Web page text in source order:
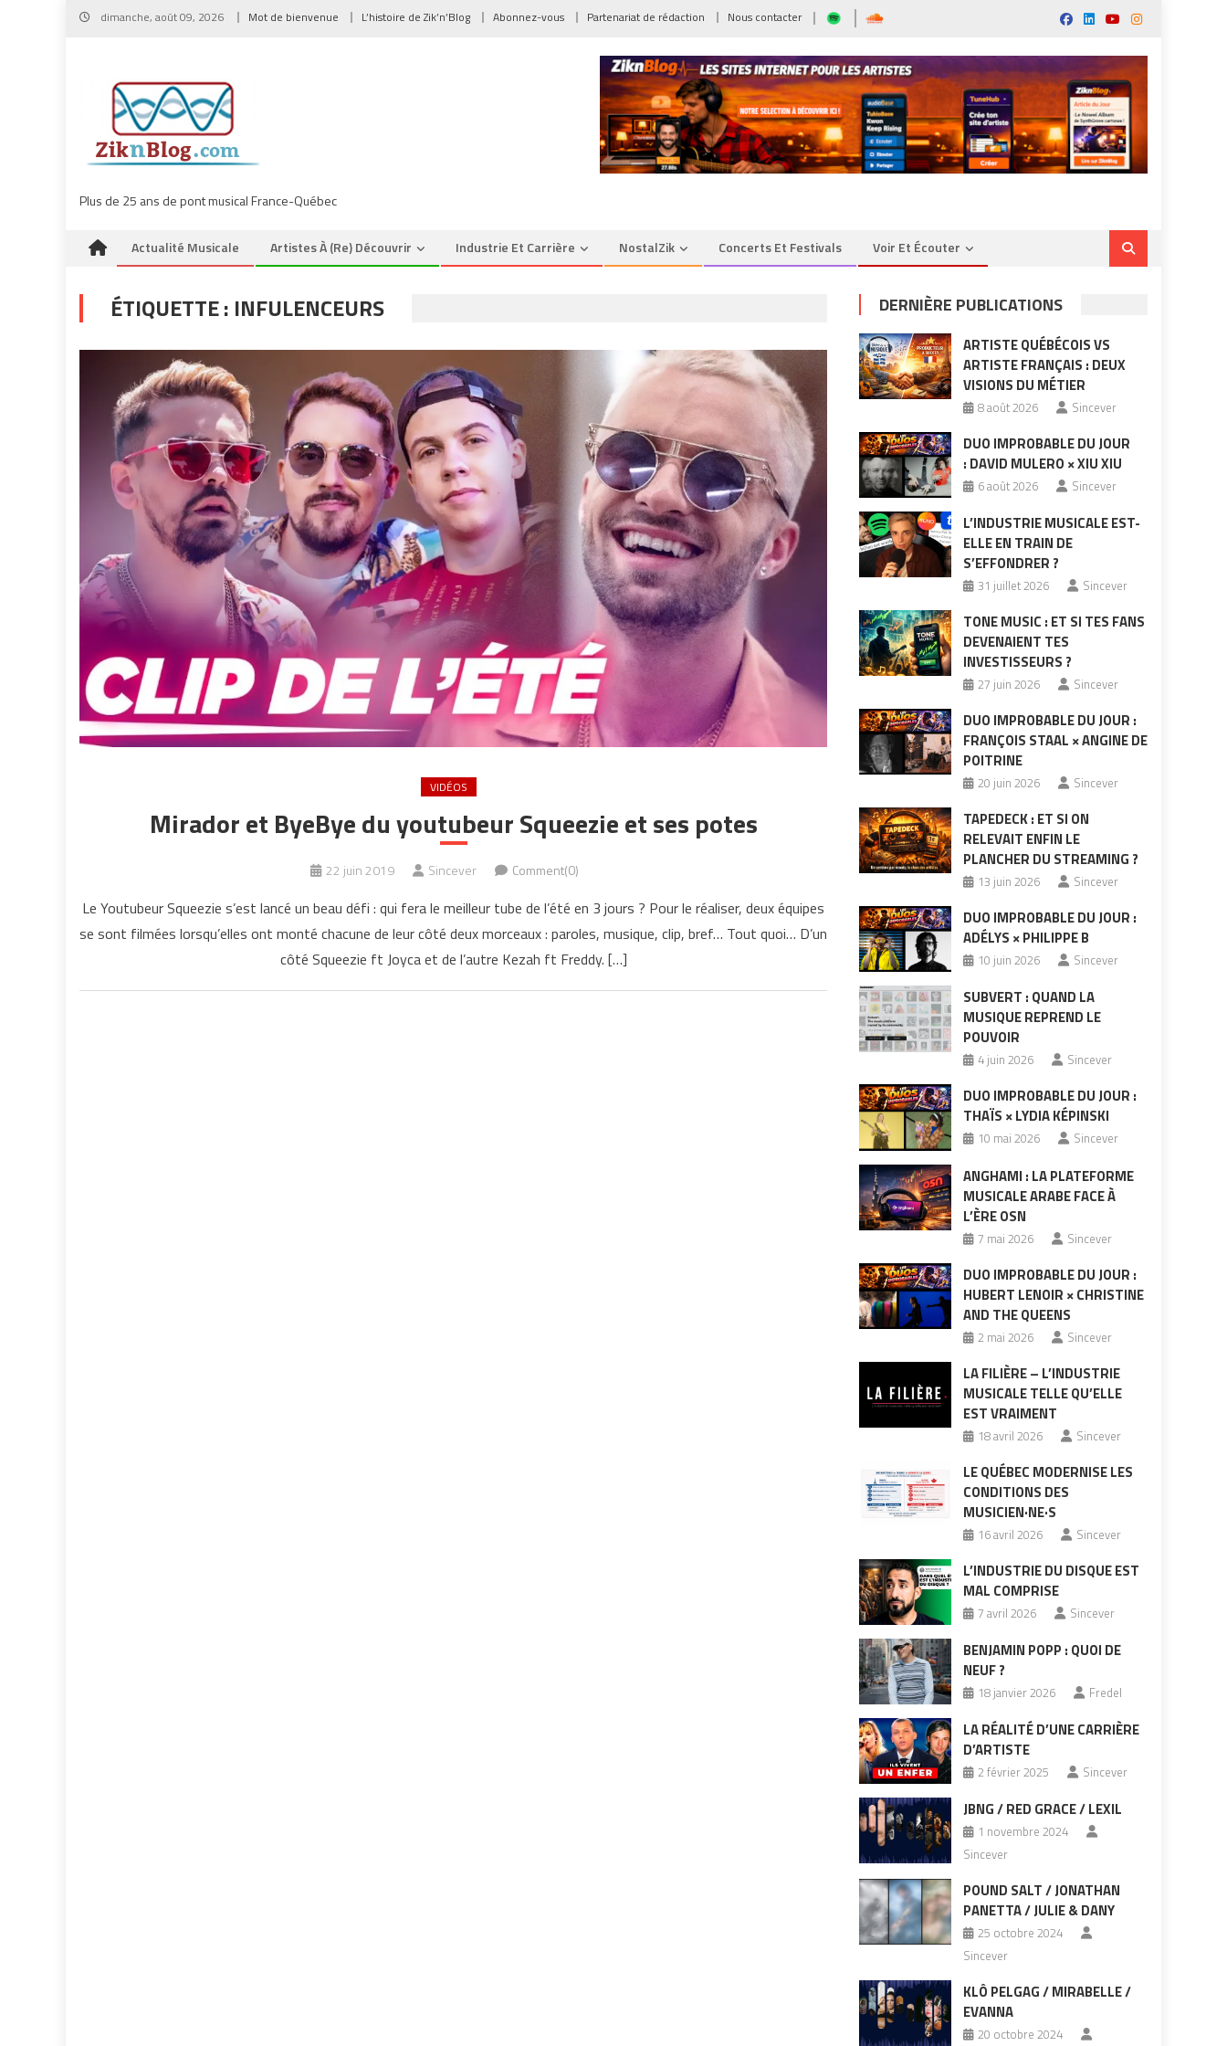
Skip
dimanche, août 09, 2026 Mot de bienvenue L’histoire de Zik’n’Blog Abonnez-vous Partenariat de rédaction Nous contacter
Plus de 25 ans de pont musical France-Québec
Actualité Musicale Artistes À (re) Découvrir Industrie Et Carrière NostalZik Concerts Et Festivals Voir Et Écouter
ÉTIQUETTE : INFULENCEURS
VIDÉOS
Mirador et ByeBye du youtubeur Squeezie et ses potes
22 juin 2019 Sincever Comment(0)
Le Youtubeur Squeezie s’est lancé un beau défi : qui fera le meilleur tube de l’été en 3 jours ? Pour le réaliser, deux équipes
se sont filmées lorsqu’elles ont monté chacune de leur côté deux morceaux : paroles, musique, clip, bref… Tout quoi… D’un
côté Squeezie ft Joyca et de l’autre Kezah ft Freddy. […]
DERNIÈRE PUBLICATIONS
ARTISTE QUÉBÉCOIS VS
ARTISTE FRANÇAIS : DEUX
VISIONS DU MÉTIER
8 août 2026 Sincever
DUO IMPROBABLE DU JOUR
: DAVID MULERO × XIU XIU
6 août 2026 Sincever
L’INDUSTRIE MUSICALE EST-
ELLE EN TRAIN DE
S’EFFONDRER ?
31 juillet 2026 Sincever
TONE MUSIC : ET SI TES FANS
DEVENAIENT TES
INVESTISSEURS ?
27 juin 2026 Sincever
DUO IMPROBABLE DU JOUR :
FRANÇOIS STAAL × ANGINE DE
POITRINE
20 juin 2026 Sincever
TAPEDECK : ET SI ON
RELEVAIT ENFIN LE
PLANCHER DU STREAMING ?
13 juin 2026 Sincever
DUO IMPROBABLE DU JOUR :
ADÉLYS × PHILIPPE B
10 juin 2026 Sincever
SUBVERT : QUAND LA
MUSIQUE REPREND LE
POUVOIR
4 juin 2026 Sincever
DUO IMPROBABLE DU JOUR :
THAÏS × LYDIA KÉPINSKI
10 mai 2026 Sincever
ANGHAMI : LA PLATEFORME
MUSICALE ARABE FACE À
L’ÈRE OSN
7 mai 2026 Sincever
DUO IMPROBABLE DU JOUR :
HUBERT LENOIR × CHRISTINE
AND THE QUEENS
2 mai 2026 Sincever
LA FILIÈRE – L’INDUSTRIE
MUSICALE TELLE QU’ELLE
EST VRAIMENT
18 avril 2026 Sincever
LE QUÉBEC MODERNISE LES
CONDITIONS DES
MUSICIEN·NE·S
16 avril 2026 Sincever
L’INDUSTRIE DU DISQUE EST
MAL COMPRISE
7 avril 2026 Sincever
BENJAMIN POPP : QUOI DE
NEUF ?
18 janvier 2026 Fredel
LA RÉALITÉ D’UNE CARRIÈRE
D’ARTISTE
2 février 2025 Sincever
JBNG / RED GRACE / LEXIL
1 novembre 2024
Sincever
POUND SALT / JONATHAN
PANETTA / JULIE & DANY
25 octobre 2024
Sincever
KLÔ PELGAG / MIRABELLE /
EVANNA
20 octobre 2024